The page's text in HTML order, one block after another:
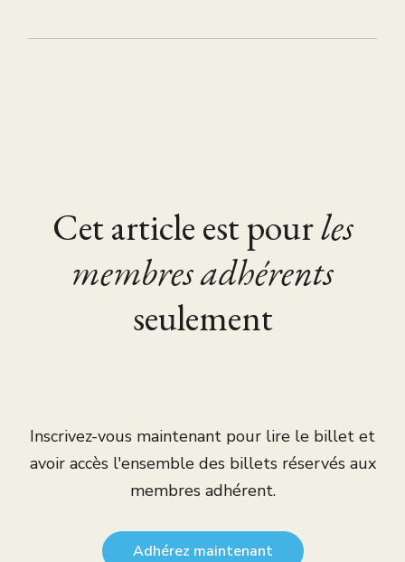
Cet article est pourles
membres adhérents
seulement
Inscrivez-vous maintenant pour lire le billet et
avoir accès l'ensemble des billets réservés aux
membres adhérent.
Adhérez maintenant